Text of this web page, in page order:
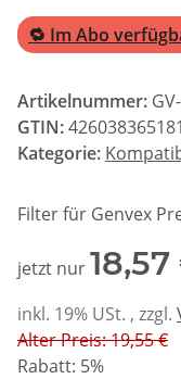
🔁 Im Abo
Artikelnummer:
GTIN:
Kategorie:
Filter für Genvex
jetzt nur
inkl. 19% USt. , zzgl.
Alter Preis: 19,55 €
Rabatt: 5%